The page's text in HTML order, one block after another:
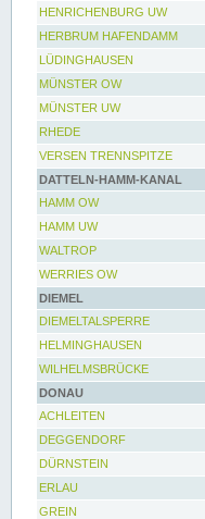
HENRICHENBURG UW
HERBRUM HAFENDAMM
LÜDINGHAUSEN
MÜNSTER OW
MÜNSTER UW
RHEDE
VERSEN TRENNSPITZE
DATTELN-HAMM-KANAL
HAMM OW
HAMM UW
WALTROP
WERRIES OW
DIEMEL
DIEMELTALSPERRE
HELMINGHAUSEN
WILHELMSBRÜCKE
DONAU
ACHLEITEN
DEGGENDORF
DÜRNSTEIN
ERLAU
GREIN